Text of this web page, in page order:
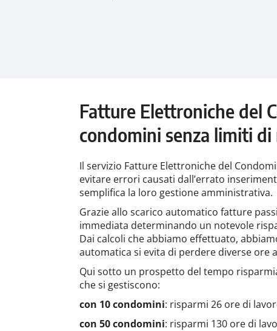
Fatture Elettroniche del
condomini senza limiti
Il servizio Fatture Elettroniche del
evitare errori causati dall’errato
semplifica la loro gestione amministrativa.
Grazie allo scarico automatico fatture
immediata determinando un notevole
Dai calcoli che abbiamo effettuato,
automatica si evita di perdere diverse ore
Qui sotto un prospetto del tempo
che si gestiscono:
con 10 condomini: risparmi 26 ore di
con 50 condomini: risparmi 130 ore di